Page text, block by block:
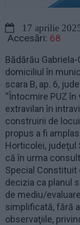
17 aprilie
Accesări: 68
Bădărău
domiciliul în
scara B, ap. 6,
“Întocmire PUZ
extravilan în
construirii de
propus a fi
Horticolei, judeţul
că în urma
Special Constituit
decizia ca planul
de mediu/
simplificată, fără
observaţiile,